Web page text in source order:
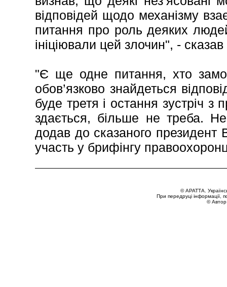
відповідей щодо механізму
питання про роль деяких
ініціювали цей злочин", - сказав
"Є ще одне питання, хто
обов’язково знайдеться
буде третя і остання зустріч
здається, більше не треба.
додав до сказаного
участь у брифінгу
© АРАТТА.
При передруці інформації,
© Автор